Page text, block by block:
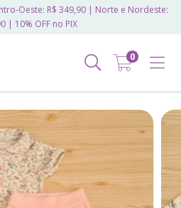
Oeste: R$ 349,90 | Norte e Nordeste:
| 10% OFF no PIX
0